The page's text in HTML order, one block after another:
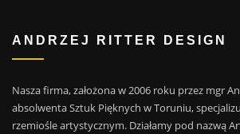
ANDRZEJ RITTER DESIGN
Nasza firma, założona w 2006 roku przez mgr
absolwenta Sztuk Pięknych w Toruniu,
rzemiośle artystycznym. Działamy pod nazwą